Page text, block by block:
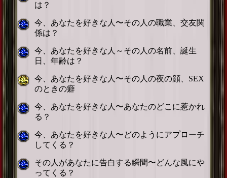
は？
今、あなたを好きな人〜その人の職業、交友関
係は？
今、あなたを好きな人～その人の名前、誕生
日、年齢は？
今、あなたを好きな人〜その人の夜の顔、SEX
のときの癖
今、あなたを好きな人〜あなたのどこに惹かれ
る？
今、あなたを好きな人〜どのようにアプローチ
してくる？
その人があなたに告白する瞬間〜どんな風にや
ってくる？